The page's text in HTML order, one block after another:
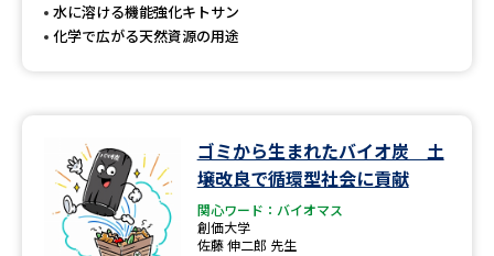
水に溶ける機能強化キトサン
化学で広がる天然資源の用途
ゴミから生まれたバイオ炭 土
壌改良で循環型社会に貢献
関心ワード：バイオマス
創価大学
佐藤 伸二郎 先生